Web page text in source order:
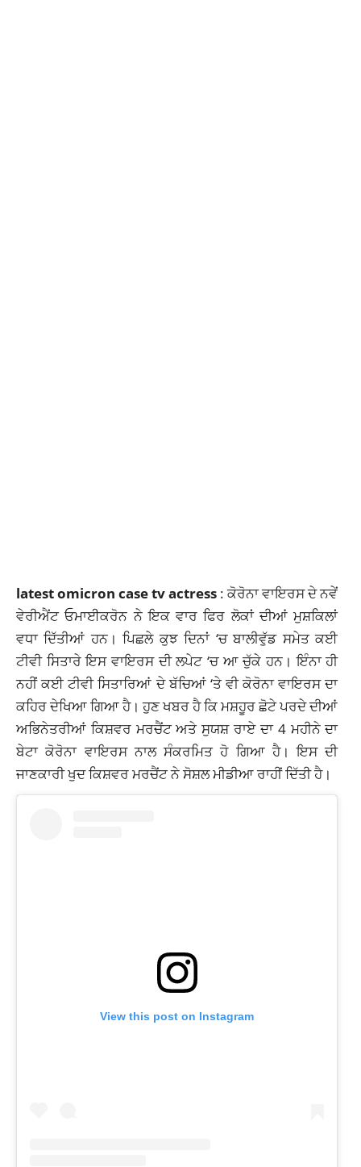
latest omicron case tv actress : ਕੋਰੋਨਾ ਵਾਇਰਸ ਦੇ ਨਵੇਂ
ਵੇਰੀਐਂਟ ਓਮਾਈਕਰੋਨ ਨੇ ਇਕ ਵਾਰ ਫਿਰ ਲੋਕਾਂ ਦੀਆਂ ਮੁਸ਼ਕਿਲਾਂ
ਵਧਾ ਦਿੱਤੀਆਂ ਹਨ। ਪਿਛਲੇਕੁਝ ਦਿਨਾਂ ‘ਚ ਬਾਲੀਵੁੱਡ ਸਮੇਤ ਕਈ
ਟੀਵੀ ਸਿਤਾਰੇ ਇਸ ਵਾਇਰਸ ਦੀ ਲਪੇਟ ‘ਚ ਆ ਚੁੱਕੇ ਹਨ । ਇੰਨਾ ਹੀ
ਨਹੀਂ ਕਈ ਟੀਵੀ ਸਿਤਾਰਿਆਂ ਦੇ ਬੱਚਿਆਂ ‘ਤੇ ਵੀ ਕੋਰੋਨਾ ਵਾਇਰਸ ਦਾ
ਕਹਿਰ ਦੇਖਿਆ ਗਿਆ ਹੈ। ਹੁਣ ਖਬਰ ਹੈ ਕਿ ਮਸ਼ਹੂਰ ਛੋਟੇ ਪਰਦੇ ਦੀਆਂ
ਅਭਿਨੇਤਰੀਆਂ ਕਿਸ਼ਵਰ ਮਰਚੈਂਟ ਅਤੇ ਸੁਯਸ਼ ਰਾਏ ਦਾ 4 ਮਹੀਨੇ ਦਾ
ਬੇਟਾ ਕੋਰੋਨਾ ਵਾਇਰਸ ਨਾਲ ਸੰਕਰਮਿਤ ਹੋ ਗਿਆ ਹੈ। ਇਸ ਦੀ
ਜਾਣਕਾਰੀ ਖੁਦ ਕਿਸ਼ਵਰ ਮਰਚੈਂਟ ਨੇ ਸੋਸ਼ਲ ਮੀਡੀਆ ਰਾਹੀਂ ਦਿੱਤੀ ਹੈ।
View this post on Instagram